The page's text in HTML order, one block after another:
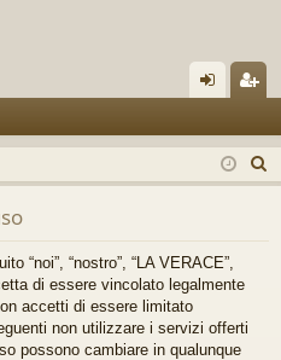
in riv
iti
e
“noi”, “nostro”, “LA VERACE”,
di essere vincolato legalmente
accetti di essere limitato
non utilizzare i servizi offerti
possono cambiare in qualunque